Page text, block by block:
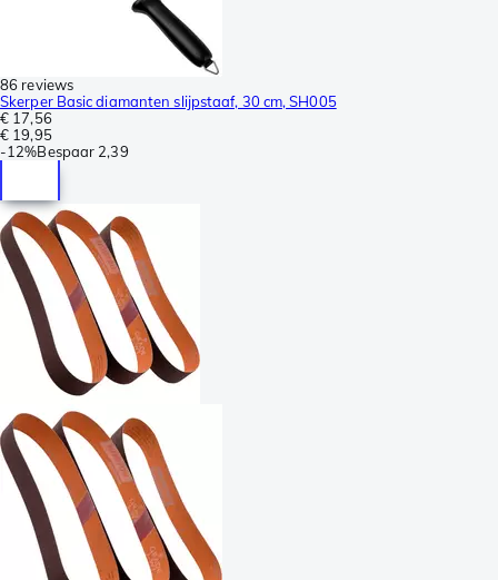
86 reviews
Skerper Basic diamanten slijpstaaf, 30 cm, SH005
€ 17,56
€ 19,95
-12%Bespaar 2,39